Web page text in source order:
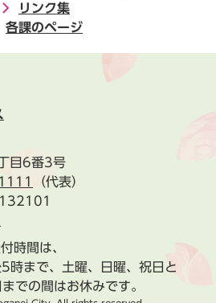
リンク集
各課のページ
目6番3号
（代表）
時間は、
時まで、土曜、日曜、祝日と
での間はお休みです。